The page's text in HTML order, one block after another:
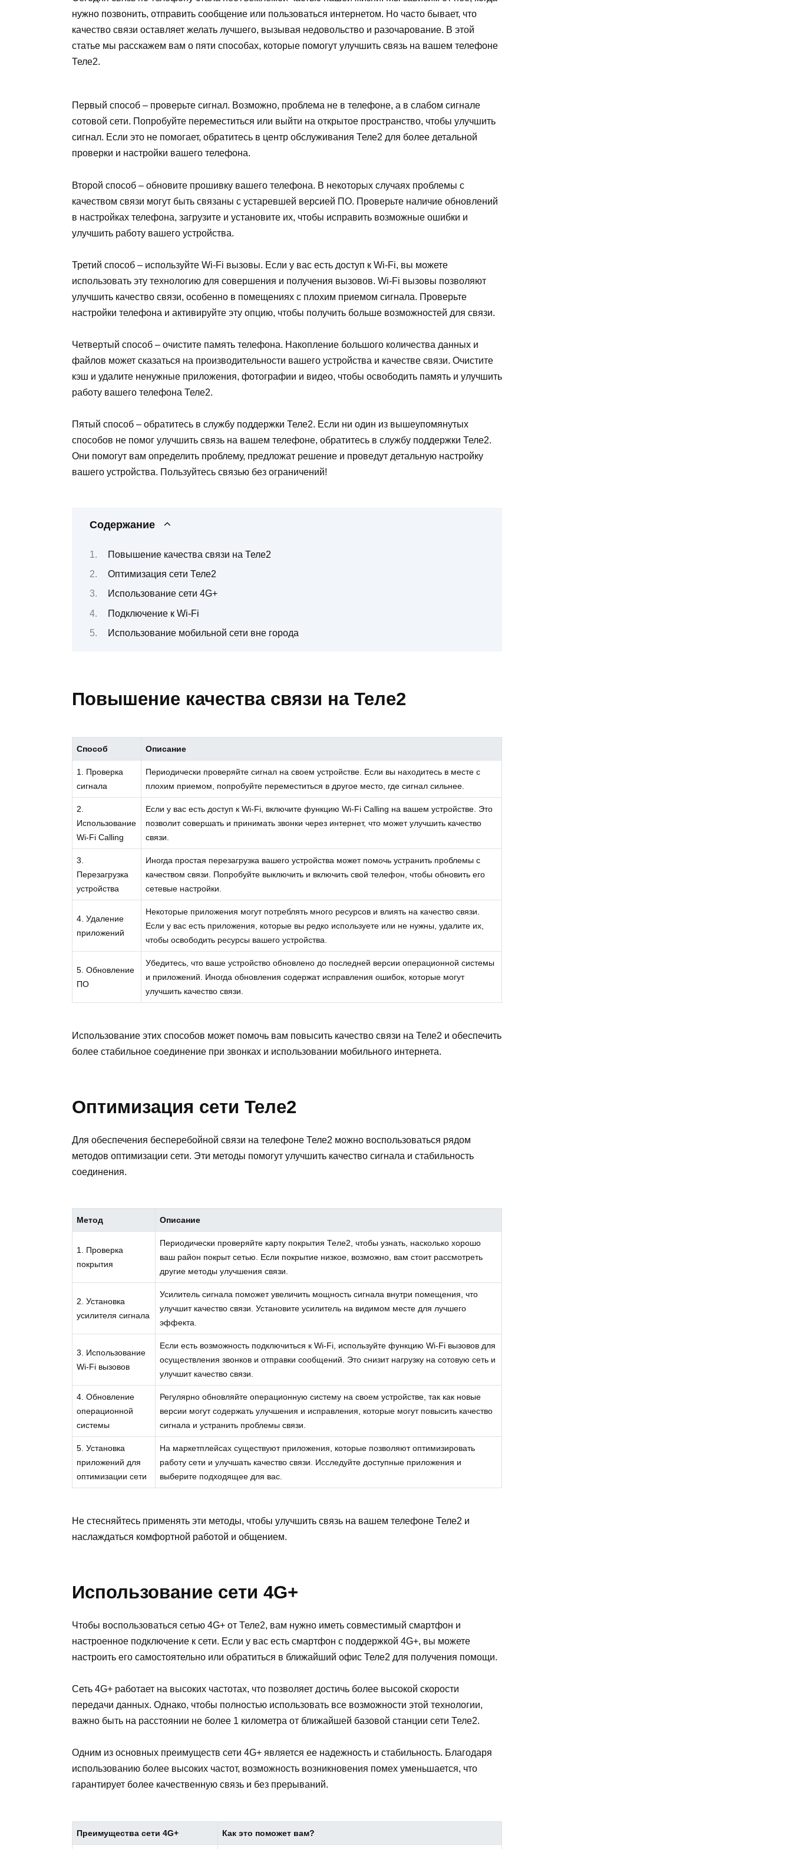
нужно позвонить, отправить сообщение или пользоваться интернетом. Но часто бывает, что
качество связи оставляет желать лучшего, вызывая недовольство и разочарование. В этой
статье мы расскажем вам о пяти способах, которые помогут улучшить связь на вашем телефоне
Теле2.
Первый способ – проверьте сигнал. Возможно, проблема не в телефоне, а в слабом сигнале
сотовой сети. Попробуйте переместиться или выйти на открытое пространство, чтобы улучшить
сигнал. Если это не помогает, обратитесь в центр обслуживания Теле2 для более детальной
проверки и настройки вашего телефона.
Второй способ – обновите прошивку вашего телефона. В некоторых случаях проблемы с
качеством связи могут быть связаны с устаревшей версией ПО. Проверьте наличие обновлений
в настройках телефона, загрузите и установите их, чтобы исправить возможные ошибки и
улучшить работу вашего устройства.
Третий способ – используйте Wi-Fi вызовы. Если у вас есть доступ к Wi-Fi, вы можете
использовать эту технологию для совершения и получения вызовов. Wi-Fi вызовы позволяют
улучшить качество связи, особенно в помещениях с плохим приемом сигнала. Проверьте
настройки телефона и активируйте эту опцию, чтобы получить больше возможностей для связи.
Четвертый способ – очистите память телефона. Накопление большого количества данных и
файлов может сказаться на производительности вашего устройства и качестве связи. Очистите
кэш и удалите ненужные приложения, фотографии и видео, чтобы освободить память и улучшить
работу вашего телефона Теле2.
Пятый способ – обратитесь в службу поддержки Теле2. Если ни один из вышеупомянутых
способов не помог улучшить связь на вашем телефоне, обратитесь в службу поддержки Теле2.
Они помогут вам определить проблему, предложат решение и проведут детальную настройку
вашего устройства. Пользуйтесь связью без ограничений!
Содержание
Повышение качества связи на Теле2
Оптимизация сети Теле2
Использование сети 4G+
Подключение к Wi-Fi
Использование мобильной сети вне города
Повышение качества связи на Теле2
Способ Описание
1. Проверка
сигнала
Периодически проверяйте сигнал на своем устройстве. Если вы находитесь в месте с
плохим приемом, попробуйте переместиться в другое место, где сигнал сильнее.
2.
Использование
Wi-Fi Calling
Если у вас есть доступ к Wi-Fi, включите функцию Wi-Fi Calling на вашем устройстве. Это
позволит совершать и принимать звонки через интернет, что может улучшить качество
связи.
3.
Перезагрузка
устройства
Иногда простая перезагрузка вашего устройства может помочь устранить проблемы с
качеством связи. Попробуйте выключить и включить свой телефон, чтобы обновить его
сетевые настройки.
4. Удаление
приложений
Некоторые приложения могут потреблять много ресурсов и влиять на качество связи.
Если у вас есть приложения, которые вы редко используете или не нужны, удалите их,
чтобы освободить ресурсы вашего устройства.
5. Обновление
ПО
Убедитесь, что ваше устройство обновлено до последней версии операционной системы
и приложений. Иногда обновления содержат исправления ошибок, которые могут
улучшить качество связи.
Использование этих способов может помочь вам повысить качество связи на Теле2 и обеспечить
более стабильное соединение при звонках и использовании мобильного интернета.
Оптимизация сети Теле2
Для обеспечения бесперебойной связи на телефоне Теле2 можно воспользоваться рядом
методов оптимизации сети. Эти методы помогут улучшить качество сигнала и стабильность
соединения.
Метод Описание
1. Проверка
покрытия
Периодически проверяйте карту покрытия Теле2, чтобы узнать, насколько хорошо
ваш район покрыт сетью. Если покрытие низкое, возможно, вам стоит рассмотреть
другие методы улучшения связи.
2. Установка
усилителя сигнала
Усилитель сигнала поможет увеличить мощность сигнала внутри помещения, что
улучшит качество связи. Установите усилитель на видимом месте для лучшего
эффекта.
3. Использование
Wi-Fi вызовов
Если есть возможность подключиться к Wi-Fi, используйте функцию Wi-Fi вызовов для
осуществления звонков и отправки сообщений. Это снизит нагрузку на сотовую сеть и
улучшит качество связи.
4. Обновление
операционной
системы
Регулярно обновляйте операционную систему на своем устройстве, так как новые
версии могут содержать улучшения и исправления, которые могут повысить качество
сигнала и устранить проблемы связи.
5. Установка
приложений для
оптимизации сети
На маркетплейсах существуют приложения, которые позволяют оптимизировать
работу сети и улучшать качество связи. Исследуйте доступные приложения и
выберите подходящее для вас.
Не стесняйтесь применять эти методы, чтобы улучшить связь на вашем телефоне Теле2 и
наслаждаться комфортной работой и общением.
Использование сети 4G+
Чтобы воспользоваться сетью 4G+ от Теле2, вам нужно иметь совместимый смартфон и
настроенное подключение к сети. Если у вас есть смартфон с поддержкой 4G+, вы можете
настроить его самостоятельно или обратиться в ближайший офис Теле2 для получения помощи.
Сеть 4G+ работает на высоких частотах, что позволяет достичь более высокой скорости
передачи данных. Однако, чтобы полностью использовать все возможности этой технологии,
важно быть на расстоянии не более 1 километра от ближайшей базовой станции сети Теле2.
Одним из основных преимуществ сети 4G+ является ее надежность и стабильность. Благодаря
использованию более высоких частот, возможность возникновения помех уменьшается, что
гарантирует более качественную связь и без прерываний.
Преимущества сети 4G+ Как это поможет вам?